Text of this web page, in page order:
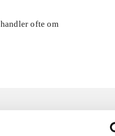
handler ofte om